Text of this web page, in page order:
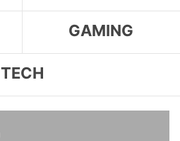
GAMING
TECH